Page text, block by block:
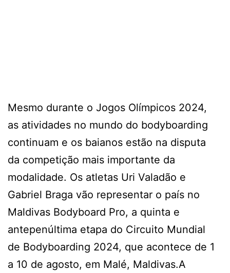
Mesmo durante o Jogos Olímpicos 2024,
as atividades no mundo do bodyboarding
continuam e os baianos estão na disputa
da competição mais importante da
modalidade. Os atletas Uri Valadão e
Gabriel Braga vão representar o país no
Maldivas Bodyboard Pro, a quinta e
antepenúltima etapa do Circuito Mundial
de Bodyboarding 2024, que acontece de 1
a 10 de agosto, em Malé, Maldivas.A